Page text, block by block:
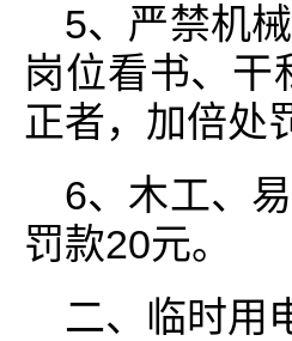
5、严禁机
岗位看书、干
正者，加倍处
6、木工、
罚款20元。
二、临时用